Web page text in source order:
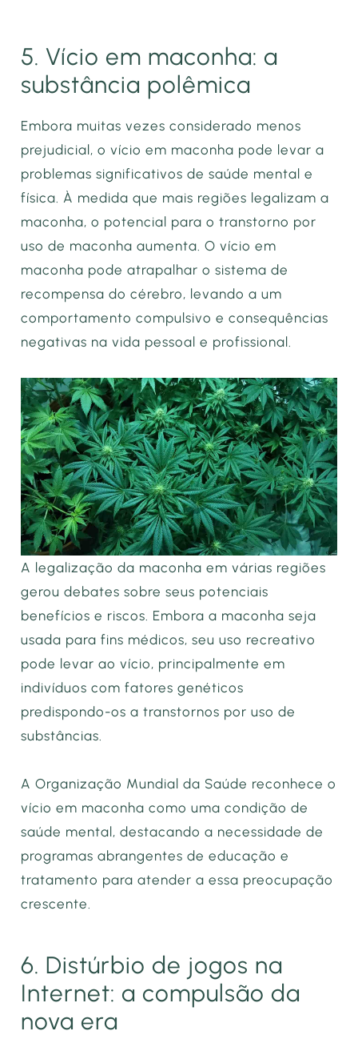
5. Vício em maconha: a
substância polêmica
Embora muitas vezes considerado menos
prejudicial, o vício em maconha pode levar a
problemas significativos de saúde mental e
física. À medida que mais regiões legalizam a
maconha, o potencial para o transtorno por
uso de maconha aumenta. O vício em
maconha pode atrapalhar o sistema de
recompensa do cérebro, levando a um
comportamento compulsivo e consequências
negativas na vida pessoal e profissional.
A legalização da maconha em várias regiões
gerou debates sobre seus potenciais
benefícios e riscos. Embora a maconha seja
usada para fins médicos, seu uso recreativo
pode levar ao vício, principalmente em
indivíduos com fatores genéticos
predispondo-os a transtornos por uso de
substâncias.
A Organização Mundial da Saúde reconhece o
vício em maconha como uma condição de
saúde mental, destacando a necessidade de
programas abrangentes de educação e
tratamento para atender a essa preocupação
crescente.
6. Distúrbio de jogos na
Internet: a compulsão da
nova era